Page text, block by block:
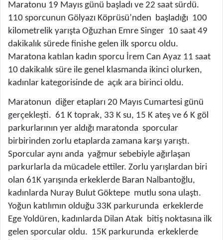
Maratonu 19 Mayıs günü başladı ve 22 saat sürdü.
110 sporcunun Gölyazı Köprüsü’nden başladığı 100
kilometrelik yarışta Oğuzhan Emre Singer 10 saat 49
dakikalık sürede finishe gelen ilk sporcu oldu.
Maratona katılan kadın sporcu İrem Can Ayaz 11 saat
10 dakikalık süre ile genel klasmanda ikinci olurken,
kadınlar kategorisinde de açık ara birinci oldu.
Maratonun diğer etapları 20 Mayıs Cumartesi günü
gerçekleşti. 61 K toprak, 33 K su, 15 K ateş ve 6 K göl
parkurlarının yer aldığı maratonda sporcular
birbirinden zorlu etaplarda zamana karşı yarıştı.
Sporcular aynı anda yağmur sebebiyle ağırlaşan
parkurlarla da mücadele ettiler. Zorlu yarışlardan biri
olan 61K yarışında erkeklerde Baran Nalbantoğlu,
kadınlarda Nuray Bulut Göktepe mutlu sona ulaştı.
Yoğun katılımın olduğu 33K parkurunda erkeklerde
Ege Yoldüren, kadınlarda Dilan Atak bitiş noktasına ilk
gelen sporcular oldu. 15K parkurunda erkeklerde